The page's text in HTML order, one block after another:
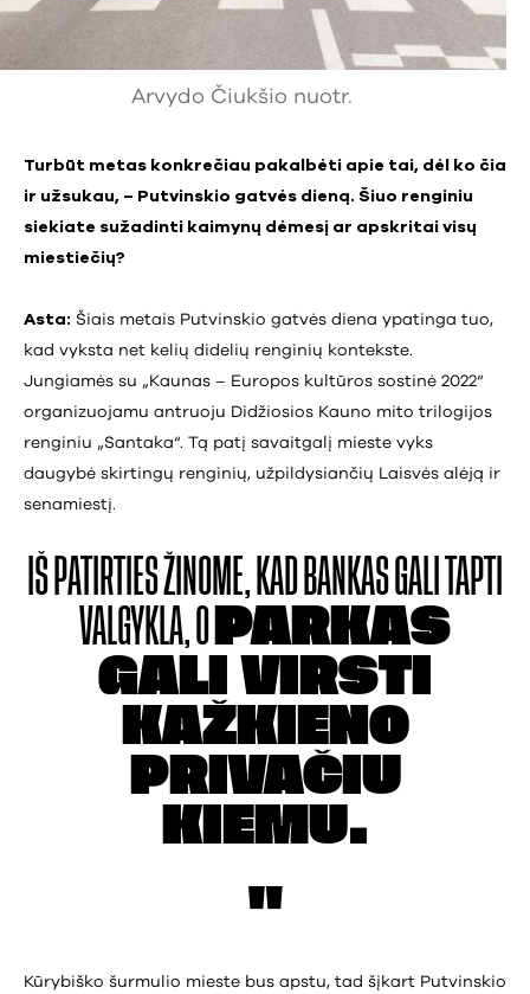
Arvydo Čiukšio nuotr.
Turbūt metas konkrečiau pakalbėti apie tai, dėl ko čia
ir užsukau, – Putvinskio gatvės dieną. Šiuo renginiu
siekiate sužadinti kaimynų dėmesį ar apskritai visų
miestiečių?
Asta: Šiais metais Putvinskio gatvės diena ypatinga tuo,
kad vyksta net kelių didelių renginių kontekste.
Jungiamės su „Kaunas – Europos kultūros sostinė 2022“
organizuojamu antruoju Didžiosios Kauno mito trilogijos
renginiu „Santaka“. Tą patį savaitgalį mieste vyks
daugybė skirtingų renginių, užpildysiančių Laisvės alėją ir
senamiestį.
IŠ PATIRTIES ŽINOME, KAD BANKAS GALI
TAPTI
VALGYKLA, O
PARKAS
GALI VIRSTI
KAŽKIENO
PRIVAČIU
KIEMU.
Kūrybiško šurmulio mieste bus apstu, tad šįkart Putvinskio